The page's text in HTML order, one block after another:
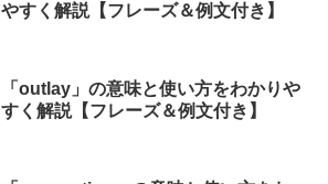
やすく解説【フレーズ＆例文付き】
「outlay」の意味と使い方をわかりや
すく解説【フレーズ＆例文付き】